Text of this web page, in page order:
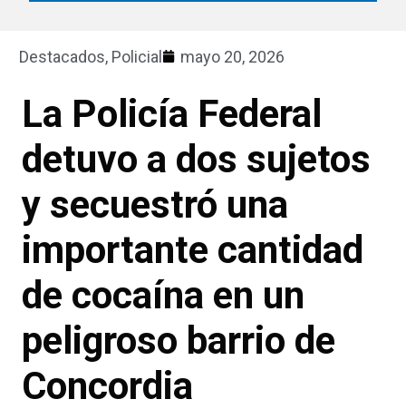
Destacados, Policial mayo 20, 2026
La Policía Federal
detuvo a dos sujetos
y secuestró una
importante cantidad
de cocaína en un
peligroso barrio de
Concordia